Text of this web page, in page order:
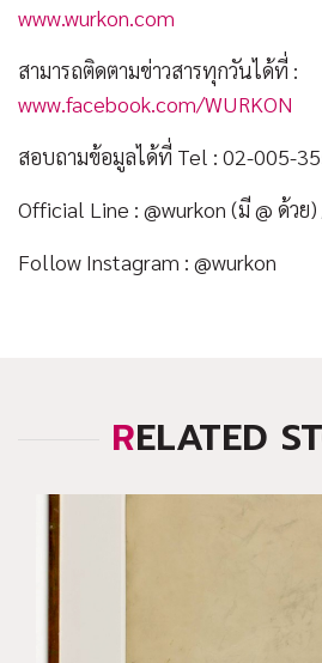
www.wurkon.com
สามารถติดตามข่าวสารทุกวันได้ที่ :
www.facebook.com/WURKON
สอบถามข้อมูลได้ที่ Tel : 02-005-
Official Line : @wurkon (มี @ ด้วย
Follow Instagram : @wurkon
RELATED